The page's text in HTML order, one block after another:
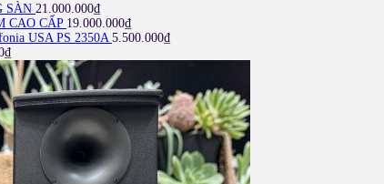
SÀN 21.000.000₫
CAO CẤP 19.000.000₫
USA PS 2350A 5.500.000₫
₫